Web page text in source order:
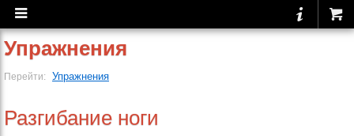
Упражнения
Перейти: Упражнения
Разгибание ноги